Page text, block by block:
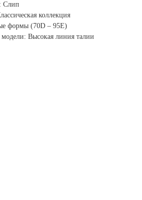
Слип
коллекция
формы (70D – 95E)
Высокая линия талии